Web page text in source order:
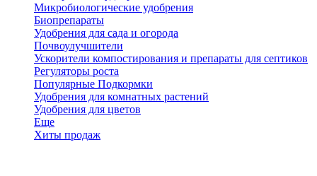
Микробиологические удобрения
Биопрепараты
Удобрения для сада и огорода
Почвоулучшители
Ускорители компостирования и препараты для септиков
Регуляторы роста
Популярные Подкормки
Удобрения для комнатных растений
Удобрения для цветов
Еще
Хиты продаж